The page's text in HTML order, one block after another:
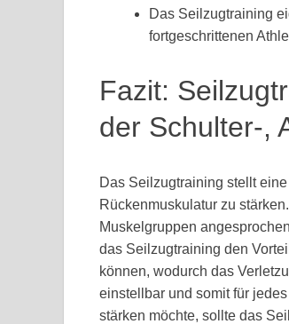
Das Seilzugtraining
fortgeschrittenen
Fazit:
der Schulter-,
Das Seilzugtraining stellt
Rückenmuskulatur zu
Muskelgruppen
das Seilzugtraining den
können, wodurch das
einstellbar und somit für
stärken möchte, sollte das